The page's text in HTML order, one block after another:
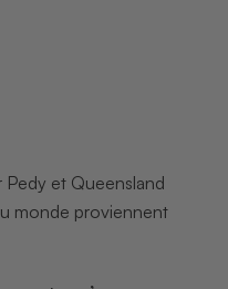
Pedy et Queensland
monde proviennent